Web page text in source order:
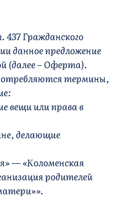
437 Гражданского
данное предложение
(далее – Оферта).
термины,
вещи или права в
делающие
— «Коломенская
родителей